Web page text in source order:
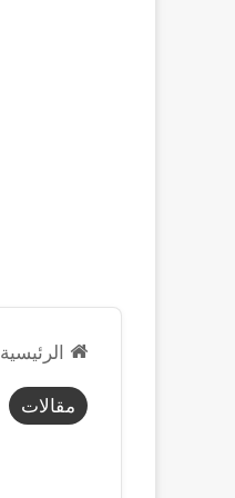
الرئيسية
مقالات